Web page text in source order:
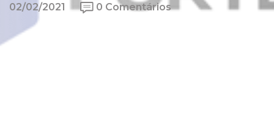
02/02/2021 0 Comentários